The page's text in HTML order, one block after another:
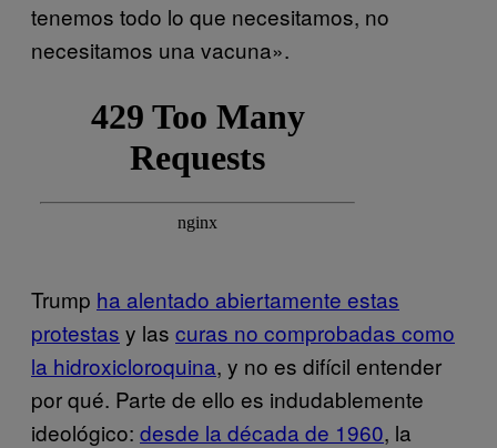
tenemos todo lo que necesitamos, no
necesitamos una vacuna».
Trump ha alentado abiertamente estas
protestas y las curas no comprobadas como
la hidroxicloroquina, y no es difícil entender
por qué. Parte de ello es indudablemente
ideológico: desde la década de 1960, la